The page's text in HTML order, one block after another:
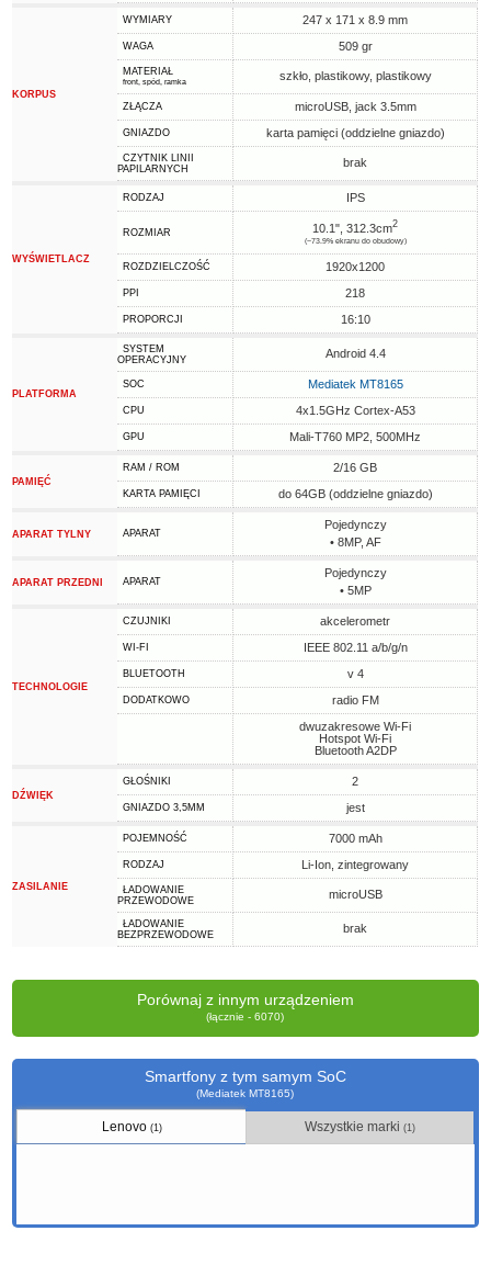
KORPUS
WYMIARY 247 x 171 x 8.9 mm
WAGA 509 gr
MATERIAŁ
front, spód, ramka szkło, plastikowy, plastikowy
ZŁĄCZA microUSB, jack 3.5mm
GNIAZDO karta pamięci (oddzielne gniazdo)
CZYTNIK LINII
PAPILARNYCH
brak
WYŚWIETLACZ
RODZAJ IPS
ROZMIAR 10.1", 312.3cm2
(~73.9% ekranu do obudowy)
ROZDZIELCZOŚĆ 1920x1200
PPI 218
PROPORCJI 16:10
PLATFORMA
SYSTEM
OPERACYJNY
Android 4.4
SOC Mediatek MT8165
CPU 4x1.5GHz Cortex-A53
GPU Mali-T760 MP2, 500MHz
PAMIĘĆ
RAM / ROM 2/16 GB
KARTA PAMIĘCI do 64GB (oddzielne gniazdo)
APARAT TYLNY APARAT
Pojedynczy
• 8MP, AF
APARAT PRZEDNI APARAT
Pojedynczy
• 5MP
TECHNOLOGIE
CZUJNIKI akcelerometr
WI-FI IEEE 802.11 a/b/g/n
BLUETOOTH v 4
DODATKOWO
radio FM
dwuzakresowe Wi-Fi
Hotspot Wi-Fi
Bluetooth A2DP
DŹWIĘK
GŁOŚNIKI 2
GNIAZDO 3,5MM jest
ZASILANIE
POJEMNOŚĆ 7000 mAh
RODZAJ Li-Ion, zintegrowany
ŁADOWANIE
PRZEWODOWE
microUSB
ŁADOWANIE
BEZPRZEWODOWE
brak
Porównaj z innym urządzeniem
(łącznie - 6070)
Smartfony z tym samym SoC
(Mediatek MT8165)
Lenovo (1) Wszystkie marki(1)